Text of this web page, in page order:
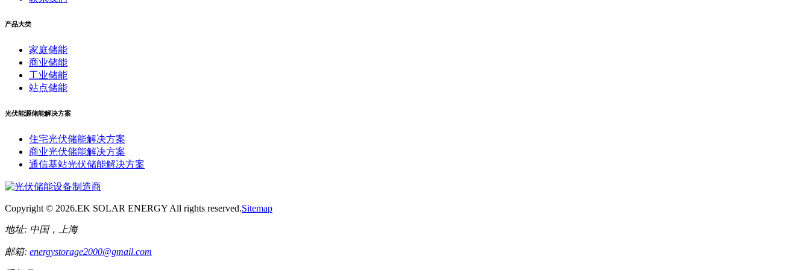
产品大类
家庭储能
商业储能
工业储能
站点储能
光伏能源储能解决方案
住宅光伏储能解决方案
商业光伏储能解决方案
通信基站光伏储能解决方案
Copyright © 2026.EK SOLAR ENERGY All rights reserved.Sitemap
地址: 中国，上海
邮箱: energystorage2000@gmail.com